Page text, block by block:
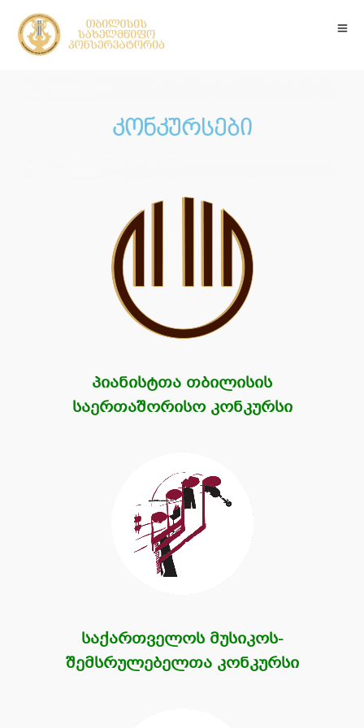
კონკურსები
პიანისტთა თბილისის
საერთაშორისო კონკურსი
საქართველოს მუსიკოს-
შემსრულებელთა კონკურსი